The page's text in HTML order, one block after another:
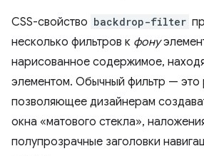
CSS-свойство backdrop-filter
несколько фильтров к фону
нарисованное содержимое,
элементом. Обычный фильтр — это
позволяющее дизайнерам
окна «матового стекла»,
полупрозрачные заголовки